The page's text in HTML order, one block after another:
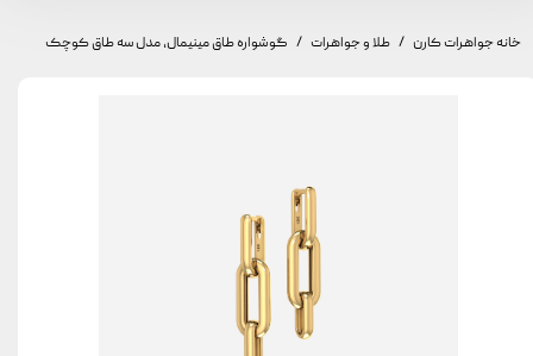
خانه جواهرات کارن طلا و جواهرات گوشواره طاق مینیمال، مدل سه طاق کوچک